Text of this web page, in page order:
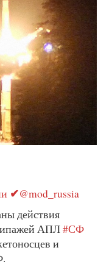
✔@mod_russia
действия
АПЛ#СФ
и